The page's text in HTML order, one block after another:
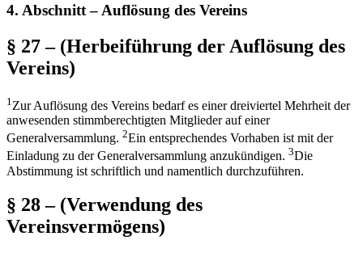
4. Abschnitt – Auflösung des Vereins
§ 27 – (Herbeiführung der Auflösung des
Vereins)
1 Zur Auflösung des Vereins bedarf es einer dreiviertel Mehrheit der
anwesenden stimmberechtigten Mitglieder auf einer
Generalversammlung. 2Ein entsprechendes Vorhaben ist mit der
Einladung zu der Generalversammlung anzukündigen. 3Die
Abstimmung ist schriftlich und namentlich durchzuführen.
§ 28 – (Verwendung des
Vereinsvermögens)